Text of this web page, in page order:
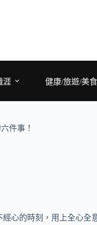
涯 健康/旅遊/美食
件事！
心的時刻，用上全心全